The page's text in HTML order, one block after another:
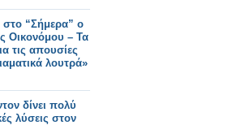
“Σήμερα” ο
Οικονόμου – Τα
τις απουσίες
λουτρά»
δίνει πολύ
λύσεις στον